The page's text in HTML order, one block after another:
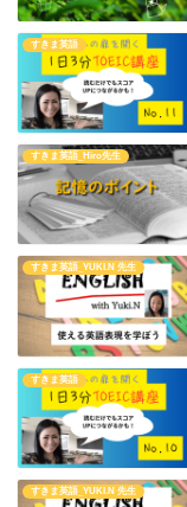
すきま英語
すきま英語_Hiro先生
すきま英語_YUKI.N 先生
すきま英語
すきま英語_YUKI.N 先生